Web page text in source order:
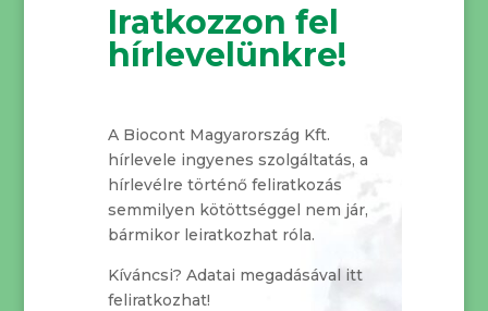
Iratkozzon fel
hírlevelünkre!
A Biocont Magyarország Kft.
hírlevele ingyenes szolgáltatás, a
hírlevélre történő feliratkozás
semmilyen kötöttséggel nem jár,
bármikor leiratkozhat róla.
Kíváncsi? Adatai megadásával itt
feliratkozhat!